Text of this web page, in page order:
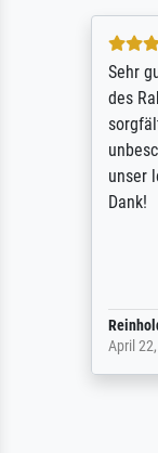
Sehr
des
unser
Dank!
Reinhold,
April 22,